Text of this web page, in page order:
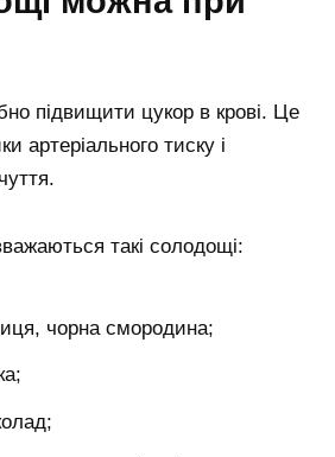
підвищити цукор в крові. Це
артеріального тиску і
такі солодощі:
чорна смородина;